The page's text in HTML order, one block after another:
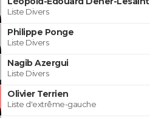
Liste Divers
Philippe Ponge
Liste Divers
Nagib Azergui
Liste Divers
Olivier Terrien
Liste d'extrême-gauche